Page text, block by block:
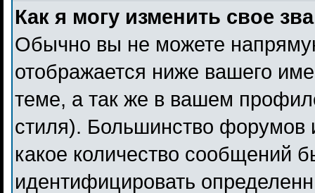
Как я могу изменить свое
Обычно вы не можете
отображается ниже вашего
теме, а так же в вашем
стиля). Большинство форумов
какое количество сообщений
идентифицировать